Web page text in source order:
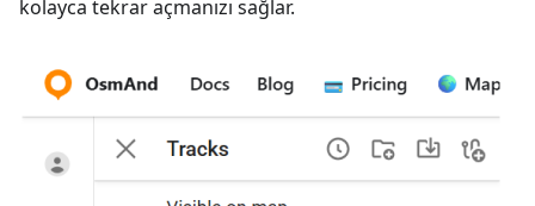
kolayca tekrar açmanızı sağlar.